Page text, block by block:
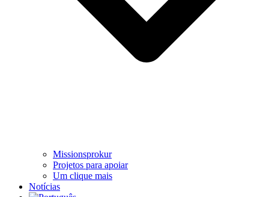
Missionsprokur
Projetos para apoiar
Um clique mais
Notícias